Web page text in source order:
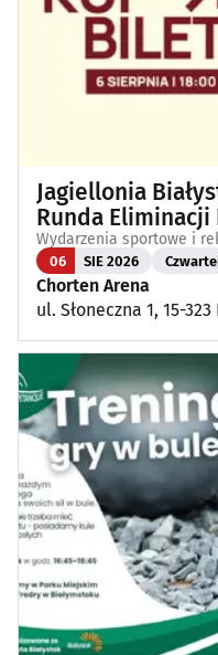
Jagiellonia
Runda Eliminacji
Wydarzenia sportowe i
06 SIE 2026
Chorten Arena
ul. Słoneczna 1, 15-